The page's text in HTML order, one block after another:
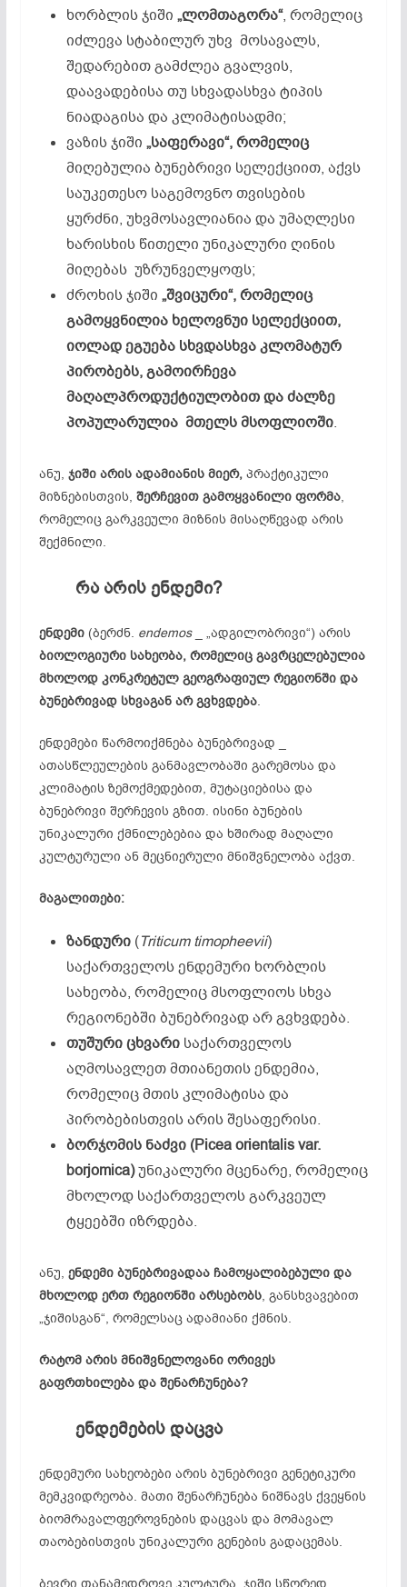
ხორბლის ჯიში „ლომთაგორა“, რომელიც
იძლევა სტაბილურ უხვ მოსავალს,
შედარებით გამძლეა გვალვის,
დაავადებისა თუ სხვადასხვა ტიპის
ნიადაგისა და კლიმატისადმი;
ვაზის ჯიში „საფერავი“, რომელიც
მიღებულია ბუნებრივი სელექციით, აქვს
საუკეთესო საგემოვნო თვისების
ყურძნი, უხვმოსავლიანია და უმაღლესი
ხარისხის წითელი უნიკალური ღინის
მიღებას უზრუნველყოფს;
ძროხის ჯიში „შვიცური“, რომელიც
გამოყვნილია ხელოვნუი სელექციით,
იოლად ეგუება სხვდასხვა კლომატურ
პირობებს, გამოირჩევა
მაღალპროდუქტიულობით და ძალზე
პოპულარულია მთელს მსოფლიოში.
ანუ, ჯიში არის ადამიანის მიერ, პრაქტიკული
მიზნებისთვის, შერჩევით გამოყვანილი ფორმა,
რომელიც გარკვეული მიზნის მისაღწევად არის
შექმნილი.
რა არის ენდემი?
ენდემი(ბერძნ. endemos_ „ადგილობრივი“) არის
ბიოლოგიური სახეობა, რომელიც გავრცელებულია
მხოლოდ კონკრეტულ გეოგრაფიულ რეგიონში და
ბუნებრივად სხვაგან არ გვხვდება.
ენდემები წარმოიქმნება ბუნებრივად _
ათასწლეულების განმავლობაში გარემოსა და
კლიმატის ზემოქმედებით, მუტაციებისა და
ბუნებრივი შერჩევის გზით. ისინი ბუნების
უნიკალური ქმნილებებია და ხშირად მაღალი
კულტურული ან მეცნიერული მნიშვნელობა აქვთ.
მაგალითები:
ზანდური(Triticum timopheevii)
საქართველოს ენდემური ხორბლის
სახეობა, რომელიც მსოფლიოს სხვა
რეგიონებში ბუნებრივად არ გვხვდება.
თუშურიცხვარისაქართველოს
აღმოსავლეთ მთიანეთის ენდემია,
რომელიც მთის კლიმატისა და
პირობებისთვის არის შესაფერისი.
ბორჯომის ნაძვი(Picea orientalis var.
borjomica)უნიკალური მცენარე, რომელიც
მხოლოდ საქართველოს გარკვეულ
ტყეებში იზრდება.
ანუ, ენდემი ბუნებრივადაა ჩამოყალიბებული და
მხოლოდ ერთ რეგიონში არსებობს, განსხვავებით
„ჯიშისგან“, რომელსაც ადამიანი ქმნის.
რატომ არის მნიშვნელოვანი ორივეს
გაფრთხილება და შენარჩუნება?
ენდემების დაცვა
ენდემური სახეობები არის ბუნებრივი გენეტიკური
მემკვიდრეობა. მათი შენარჩუნება ნიშნავს ქვეყნის
ბიომრავალფეროვნების დაცვას და მომავალ
თაობებისთვის უნიკალური გენების გადაცემას.